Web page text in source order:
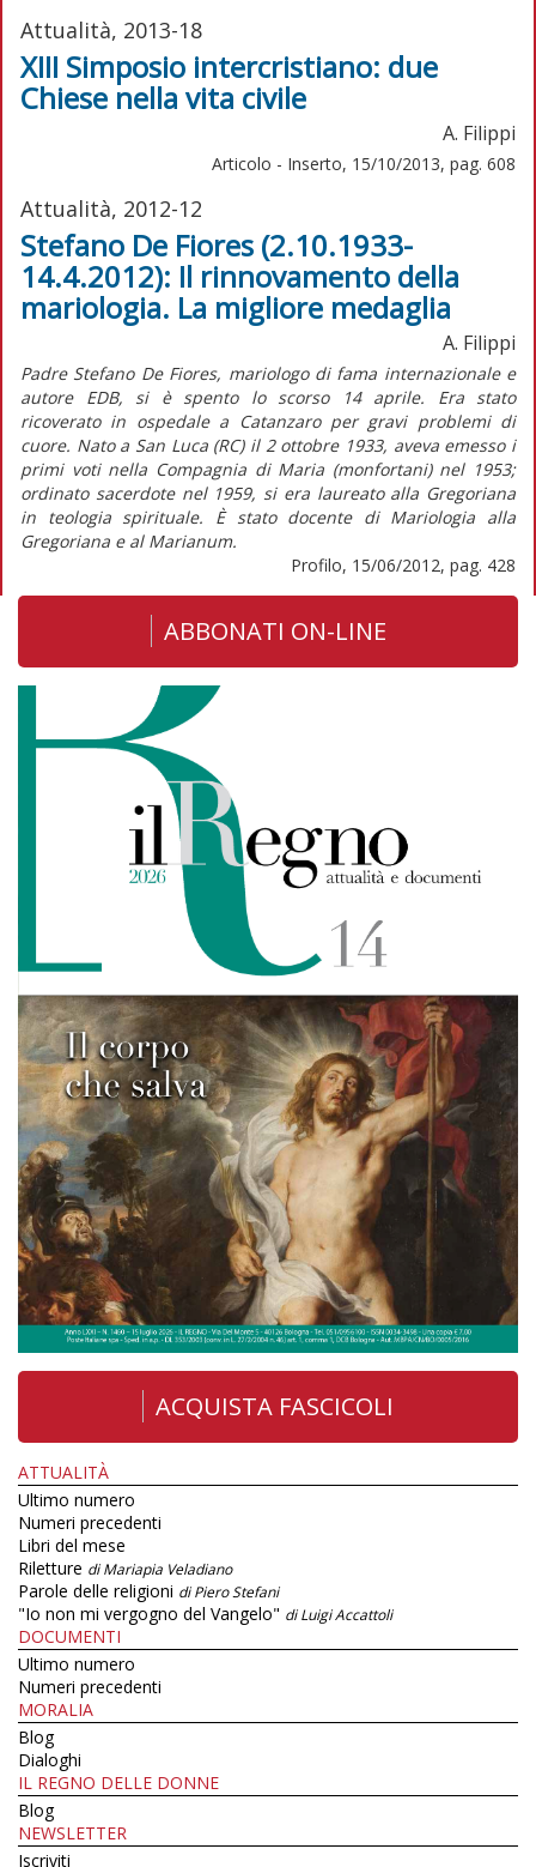
Attualità, 2013-18
XIII Simposio intercristiano: due
Chiese nella vita civile
A. Filippi
Articolo - Inserto, 15/10/2013, pag. 608
Attualità, 2012-12
Stefano De Fiores (2.10.1933-
14.4.2012): Il rinnovamento della
mariologia. La migliore medaglia
A. Filippi
Padre Stefano De Fiores, mariologo di fama internazionale e
autore EDB, si è spento lo scorso 14 aprile. Era stato
ricoverato in ospedale a Catanzaro per gravi problemi di
cuore. Nato a San Luca (RC) il 2 ottobre 1933, aveva emesso i
primi voti nella Compagnia di Maria (monfortani) nel 1953;
ordinato sacerdote nel 1959, si era laureato alla Gregoriana
in teologia spirituale. È stato docente di Mariologia alla
Gregoriana e al Marianum.
Profilo, 15/06/2012, pag. 428
ABBONATI ON-LINE
ACQUISTA FASCICOLI
ATTUALITÀ
Ultimo numero
Numeri precedenti
Libri del mese
Riletture di Mariapia Veladiano
Parole delle religioni di Piero Stefani
"Io non mi vergogno del Vangelo" di Luigi Accattoli
DOCUMENTI
Ultimo numero
Numeri precedenti
MORALIA
Blog
Dialoghi
IL REGNO DELLE DONNE
Blog
NEWSLETTER
Iscriviti